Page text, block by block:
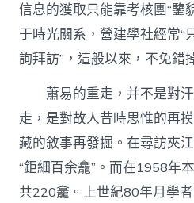
信息的獲取只能靠考核團“鑒
于時光關系，營建學社經常“
詢拜訪”，這般以來，不免錯
蕭易的重走，并不是對
走，是對故人昔時思惟的再
藏的敘事再發掘。在尋訪夾
“鉅細百余龕”。而在1958年
共220龕。上世紀80年月學